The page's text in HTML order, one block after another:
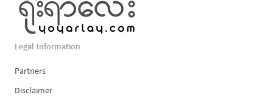
Legal Information
Partners
Disclaimer